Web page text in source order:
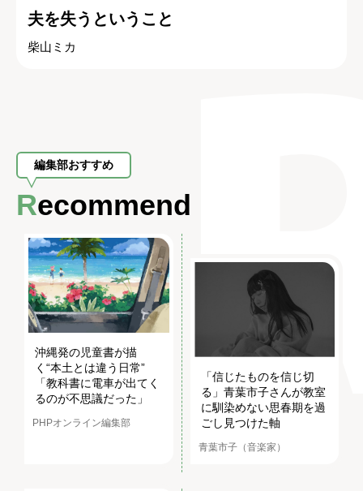
夫を失うということ
柴山ミカ
編集部おすすめ
Recommend
沖縄発の児童書が描
く“本土とは違う日常”
「教科書に電車が出てく
るのが不思議だった」
PHPオンライン編集部
「信じたものを信じ切
る」青葉市子さんが教室
に馴染めない思春期を過
ごし見つけた軸
青葉市子（音楽家）